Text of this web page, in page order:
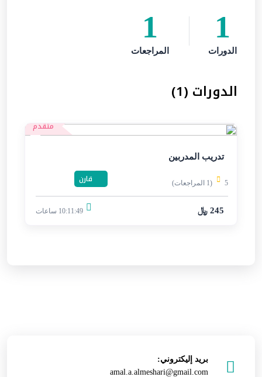
1
الدورات
1
المراجعات
الدورات (1)
متقدم
تدريب المدربين
5 (1 المراجعات) قارن
245 ﷼ 10:11:49 ساعات
بريد إليكتروني:
amal.a.almeshari@gmail.com